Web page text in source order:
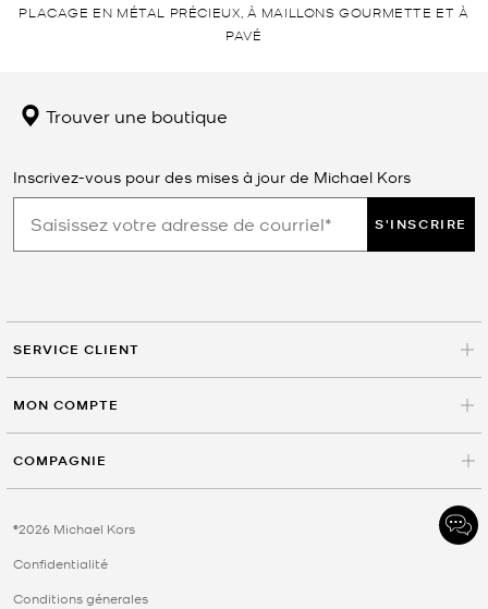
PLACAGE EN MÉTAL PRÉCIEUX, À MAILLONS GOURMETTE ET À
PAVÉ
Trouver une boutique
Inscrivez-vous pour des mises à jour de Michael Kors
S'INSCRIRE
SERVICE CLIENT
MON COMPTE
COMPAGNIE
©2026 Michael Kors
Confidentialité
Conditions génerales